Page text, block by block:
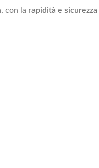
con la rapidità e sicurezza